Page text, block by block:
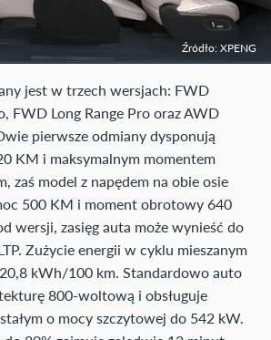
Źródło: XPENG
jest w trzech wersjach: FWD
FWD Long Range Pro oraz AWD
pierwsze odmiany dysponują
KM i maksymalnym momentem
zaś model z napędem na obie osie
500 KM i moment obrotowy 640
wersji, zasięg auta może wynieść do
Zużycie energii w cyklu mieszanym
kWh/100 km. Standardowo auto
800-woltową i obsługuje
o mocy szczytowej do 542 kW.